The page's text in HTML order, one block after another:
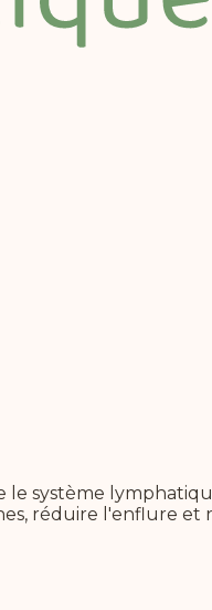
système
réduire l'enflure